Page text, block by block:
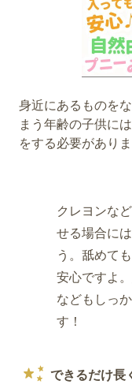
身近にあるものを
まう年齢の子供には
をする必要がありま
クレヨンな
せる場合に
う。舐めて
安心ですよ
などもしっ
す！
できるだけ長